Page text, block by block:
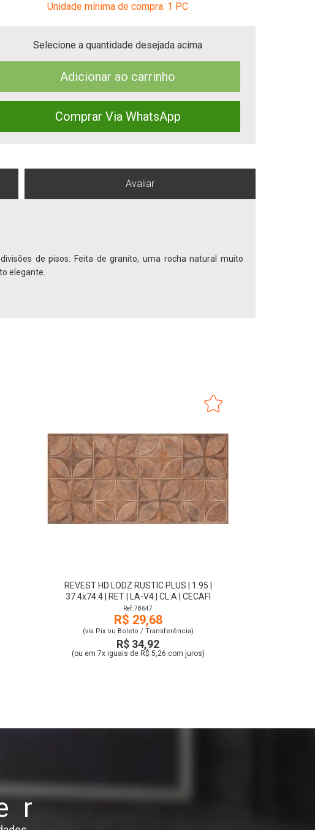
Unidade mínima de compra: 1 PC
Selecione a quantidade desejada acima
Adicionar ao carrinho
Comprar Via WhatsApp
Avaliar
de pisos. Feita de granito, uma rocha natural muito
elegante.
REVEST HD LODZ RUSTIC PLUS | 1.95 |
37.4x74.4 | RET | LA-V4 | CL:A | CECAFI
Ref: 78647
R$ 29,68
(via Pix ou Boleto / Transferência)
R$ 34,92
(ou em 7x iguais de R$ 5,26 com juros)